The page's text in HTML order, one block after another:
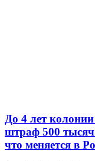
До 4 лет
штраф 500
что меняется в